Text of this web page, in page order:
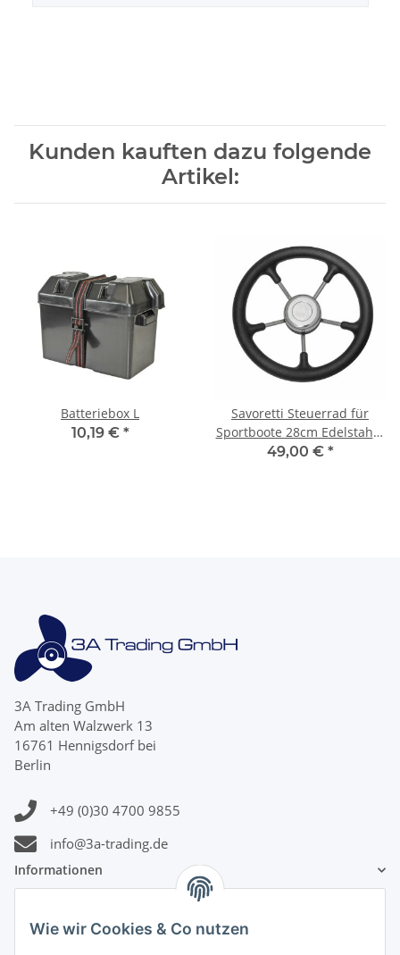
Wie wir Cookies & Co nutzen
Kunden kauften dazu folgende
Artikel:
Batteriebox L
10,19 € *
Savoretti Steuerrad für
Sportboote 28cm Edelstahl -
schwarz
49,00 € *
3A Trading GmbH
Am alten Walzwerk 13
16761 Hennigsdorf bei
Berlin
+49 (0)30 4700 9855
info@3a-trading.de
Informationen
Gesetzliche Informationen